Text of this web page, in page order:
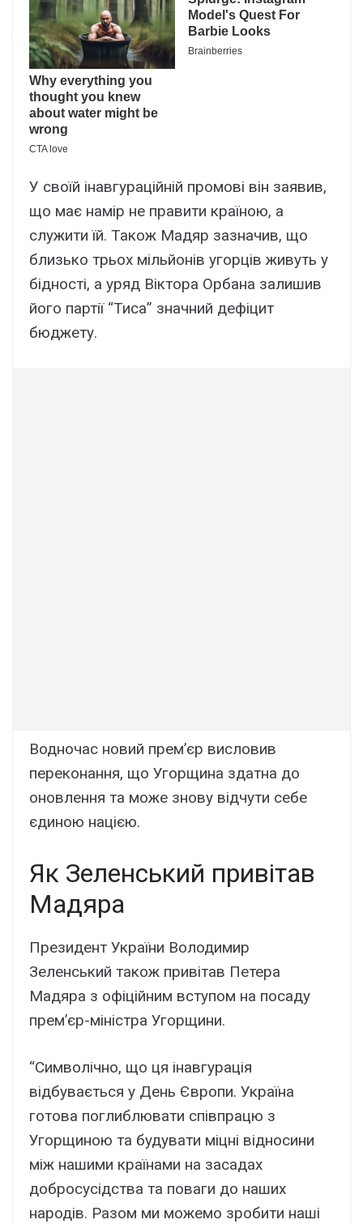
У своїй інавгураційній промові він заявив,
що має намір не правити країною, а
служити їй. Також Мадяр зазначив, що
близько трьох мільйонів угорців живуть у
бідності, а уряд Віктора Орбана залишив
його партії “Тиса” значний дефіцит
бюджету.
Водночас новий прем’єр висловив
переконання, що Угорщина здатна до
оновлення та може знову відчути себе
єдиною нацією.
Як Зеленський привітав
Мадяра
Президент України Володимир
Зеленський також привітав Петера
Мадяра з офіційним вступом на посаду
прем’єр-міністра Угорщини.
“Символічно, що ця інавгурація
відбувається у День Європи. Україна
готова поглиблювати співпрацю з
Угорщиною та будувати міцні відносини
між нашими країнами на засадах
добросусідства та поваги до наших
народів. Разом ми можемо зробити наші